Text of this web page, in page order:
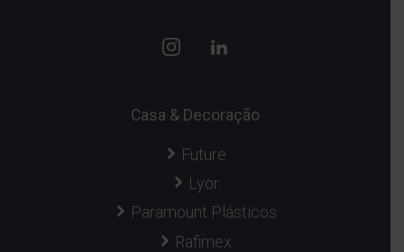
Casa & Decoração
Future
Lyor
Paramount Plásticos
Rafimex